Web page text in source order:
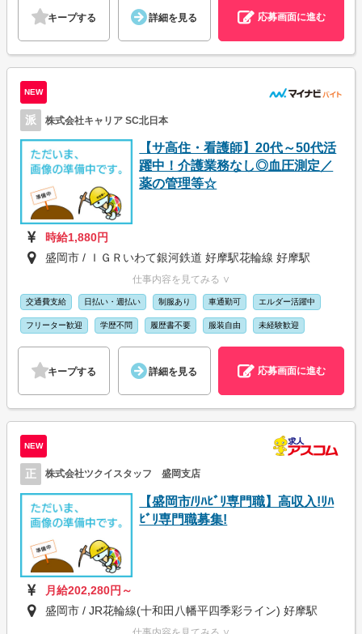
キープする 詳細を見る 応募画面に進む
NEW
派 株式会社キャリア SC北日本
【サ高住・看護師】20代～50代活
躍中！介護業務なし◎血圧測定／
薬の管理等☆
時給1,880円
盛岡市 / ＩＧＲいわて銀河鉄道 好摩駅花輪線 好摩駅
仕事内容を見てみる ∨
交通費支給 日払い・週払い 制服あり 車通勤可 エルダー活躍中
フリーター歓迎 学歴不問 履歴書不要 服装自由 未経験歓迎
キープする 詳細を見る 応募画面に進む
NEW
正 株式会社ツクイスタッフ 盛岡支店
【盛岡市/ﾘﾊﾋﾞﾘ専門職】高収入!ﾘﾊ
ﾋﾞﾘ専門職募集!
月給202,280円～
盛岡市 / JR花輪線(十和田八幡平四季彩ライン) 好摩駅